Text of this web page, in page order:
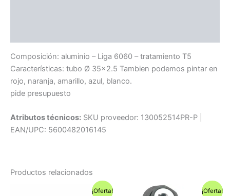
Composición: aluminio – Liga 6060 – tratamiento T5
Características: tubo Ø 35×2.5 Tambien podemos pintar en
rojo, naranja, amarillo, azul, blanco.
pide presupuesto
Atributos técnicos: SKU proveedor: 130052514PR-P |
EAN/UPC: 5600482016145
Productos relacionados
¡Oferta! ¡Oferta!